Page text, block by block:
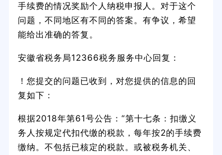
手续费的情况奖励个人纳税申报人。对于这个
问题，不同地区有不同的答案。有争议，希望
能给出准确的答复。
安徽省税务局12366税务服务中心回复：
！您提交的问题已收到，对您提供的信息的回
复如下：
根据2018年第61号公告：“第十七条：扣缴义
务人按规定代扣代缴的税款，每年按2的手续费
缴纳。不包括已核定的税款。或被税务机关、